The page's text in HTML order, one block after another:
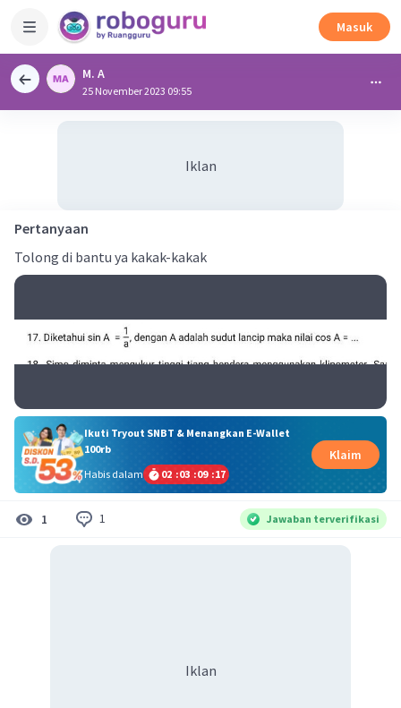
Masuk
M. A
25 November 2023 09:55
Iklan
Pertanyaan
Tolong di bantu ya kakak-kakak
Ikuti Tryout SNBT & Menangkan E-Wallet
100rb
Habis dalam
02 :03 :09 :16
Klaim
1 1 Jawaban terverifikasi
Iklan